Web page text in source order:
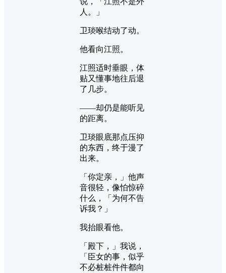
人。」
卫琰喉结动了动。
他看向江照。
江照适时垂眼，体
贴又懂事地往后退
了几步。
——却仍是能听见
的距离。
卫琰眼底那点压抑
的东西，终于漫了
出来。
「你定亲，」他声
音很轻，像怕惊碎
什么，「为何不告
诉我？」
我抬眼看他。
「殿下，」我说，
「臣女的事，似乎
不必桩桩件件都向